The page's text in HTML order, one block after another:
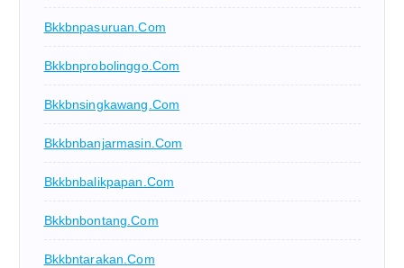
Bkkbnpasuruan.com
Bkkbnprobolinggo.com
Bkkbnsingkawang.com
Bkkbnbanjarmasin.com
Bkkbnbalikpapan.com
Bkkbnbontang.com
Bkkbntarakan.com